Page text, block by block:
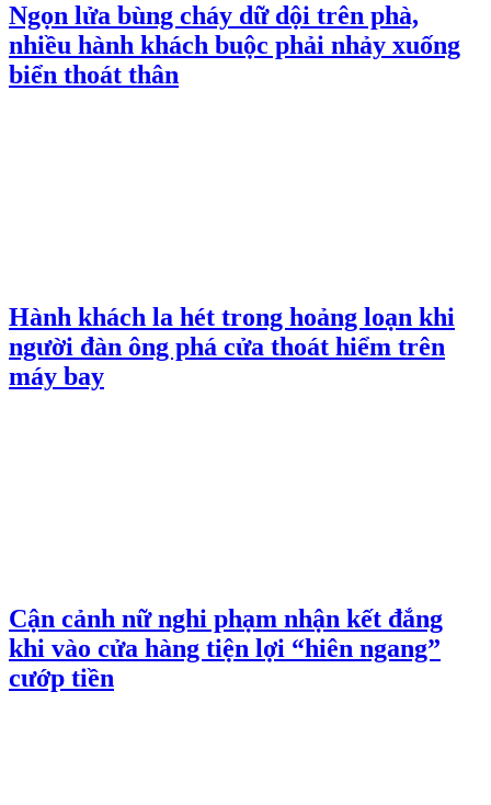
Ngọn lửa bùng cháy dữ dội trên phà,
nhiều hành khách buộc phải nhảy xuống
biển thoát thân
Hành khách la hét trong hoảng loạn khi
người đàn ông phá cửa thoát hiểm trên
máy bay
Cận cảnh nữ nghi phạm nhận kết đắng
khi vào cửa hàng tiện lợi “hiên ngang”
cướp tiền